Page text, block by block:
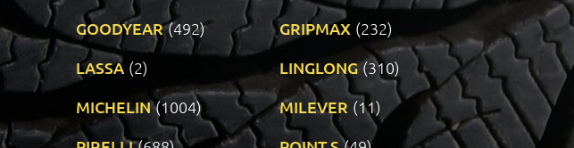
GOODYEAR (492) GRIPMAX (232)
LASSA (2) LINGLONG (310)
MICHELIN (1004) MILEVER (11)